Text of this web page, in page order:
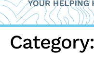
Category: